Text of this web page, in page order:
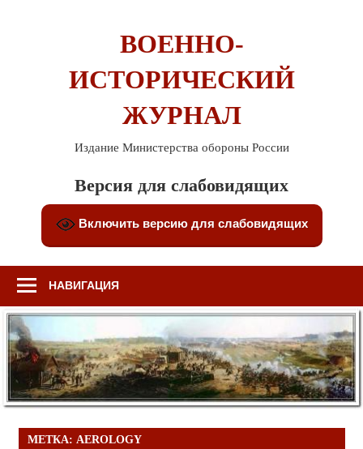
ВОЕННО-
ИСТОРИЧЕСКИЙ
ЖУРНАЛ
Издание Министерства обороны России
Версия для слабовидящих
Включить версию для слабовидящих
НАВИГАЦИЯ
МЕТКА: AEROLOGY